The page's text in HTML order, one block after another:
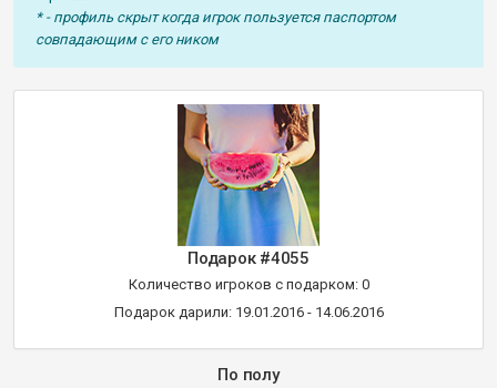
* - профиль скрыт когда игрок пользуется паспортом
совпадающим с его ником
Подарок #4055
Количество игроков с подарком: 0
Подарок дарили: 19.01.2016 - 14.06.2016
По полу